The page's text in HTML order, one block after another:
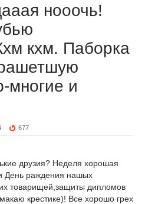
нооочь!
кхм. Паборка
многие и
677
друзия? Неделя хорошая
День раждения нашых
товарищей,защиты дипломов
крестике)! Все хорошо грех